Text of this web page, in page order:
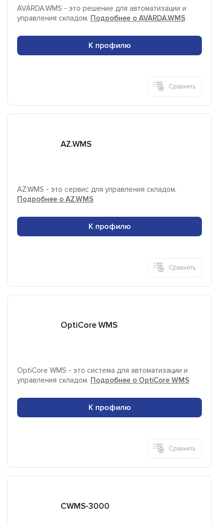
AVARDA.WMS - это решение для автоматизации и
управления складом. Подробнее о AVARDA.WMS
К профилю
Сравнить
AZ.WMS
AZ.WMS - это сервис для управления складом.
Подробнее о AZ.WMS
К профилю
Сравнить
OptiCore WMS
OptiCore WMS - это система для автоматизации и
управления складом. Подробнее о OptiCore WMS
К профилю
Сравнить
CWMS-3000